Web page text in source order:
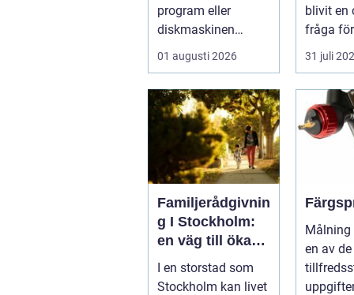
program eller
diskmaskinen
lämnar disken
smutsi...
01 augusti 2026
blivit en
fråga
hushåll
Gävl...
31 juli
Familjerådgivnin
g I Stockholm:
en väg till ökad
harmoni och
förståelse
I en storstad som
Stockholm kan livet
Målning
en av